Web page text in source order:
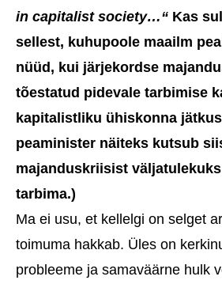
in capitalist society…“ Kas
sellest, kuhupoole maailm
nüüd, kui järjekordse
tõestatud pidevale tarbimise
kapitalistliku ühiskonna
peaminister näiteks kutsub
majanduskriisist
tarbima.)
Ma ei usu, et kellelgi on selget
toimuma hakkab. Üles on
probleeme ja samaväärne hulk